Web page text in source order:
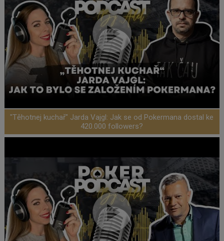
"Těhotnej kuchař" Jarda Vajgl: Jak se od Pokermana dostal ke
420.000 followers?